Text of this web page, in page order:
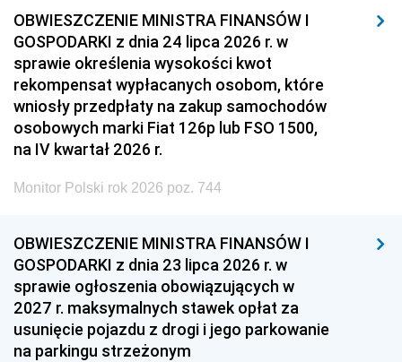
OBWIESZCZENIE MINISTRA FINANSÓW I
GOSPODARKI z dnia 24 lipca 2026 r. w
sprawie określenia wysokości kwot
rekompensat wypłacanych osobom, które
wniosły przedpłaty na zakup samochodów
osobowych marki Fiat 126p lub FSO 1500,
na IV kwartał 2026 r.
Monitor Polski rok 2026 poz. 744
OBWIESZCZENIE MINISTRA FINANSÓW I
GOSPODARKI z dnia 23 lipca 2026 r. w
sprawie ogłoszenia obowiązujących w
2027 r. maksymalnych stawek opłat za
usunięcie pojazdu z drogi i jego parkowanie
na parkingu strzeżonym